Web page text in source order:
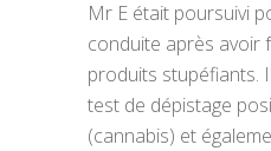
Mr E était poursuivi
conduite après avoir
produits stupéfiants.
test de dépistage
(cannabis) et